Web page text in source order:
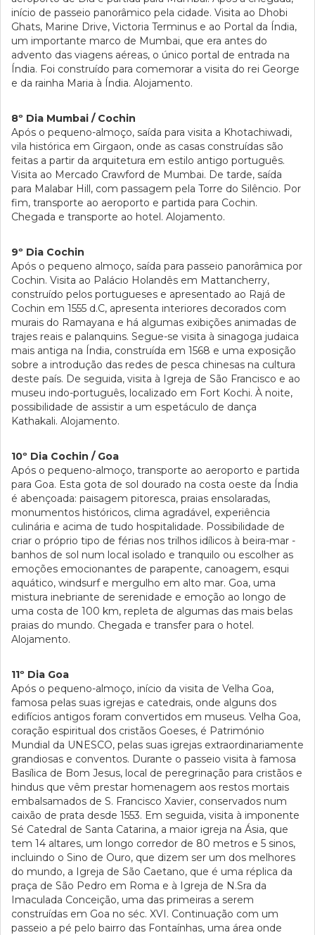
início de passeio panorâmico pela cidade. Visita ao Dhobi
Ghats, Marine Drive, Victoria Terminus e ao Portal da Índia,
um importante marco de Mumbai, que era antes do
advento das viagens aéreas, o único portal de entrada na
Índia. Foi construído para comemorar a visita do rei George
e da rainha Maria à Índia. Alojamento.
8º Dia Mumbai / Cochin
Após o pequeno-almoço, saída para visita a Khotachiwadi,
vila histórica em Girgaon, onde as casas construídas são
feitas a partir da arquitetura em estilo antigo português.
Visita ao Mercado Crawford de Mumbai. De tarde, saída
para Malabar Hill, com passagem pela Torre do Silêncio. Por
fim, transporte ao aeroporto e partida para Cochin.
Chegada e transporte ao hotel. Alojamento.
9º Dia Cochin
Após o pequeno almoço, saída para passeio panorâmica por
Cochin. Visita ao Palácio Holandês em Mattancherry,
construído pelos portugueses e apresentado ao Rajá de
Cochin em 1555 d.C, apresenta interiores decorados com
murais do Ramayana e há algumas exibições animadas de
trajes reais e palanquins. Segue-se visita à sinagoga judaica
mais antiga na Índia, construída em 1568 e uma exposição
sobre a introdução das redes de pesca chinesas na cultura
deste país. De seguida, visita à Igreja de São Francisco e ao
museu indo-português, localizado em Fort Kochi. À noite,
possibilidade de assistir a um espetáculo de dança
Kathakali. Alojamento.
10º Dia Cochin / Goa
Após o pequeno-almoço, transporte ao aeroporto e partida
para Goa. Esta gota de sol dourado na costa oeste da Índia
é abençoada: paisagem pitoresca, praias ensolaradas,
monumentos históricos, clima agradável, experiência
culinária e acima de tudo hospitalidade. Possibilidade de
criar o próprio tipo de férias nos trilhos idílicos à beira-mar -
banhos de sol num local isolado e tranquilo ou escolher as
emoções emocionantes de parapente, canoagem, esqui
aquático, windsurf e mergulho em alto mar. Goa, uma
mistura inebriante de serenidade e emoção ao longo de
uma costa de 100 km, repleta de algumas das mais belas
praias do mundo. Chegada e transfer para o hotel.
Alojamento.
11º Dia Goa
Após o pequeno-almoço, início da visita de Velha Goa,
famosa pelas suas igrejas e catedrais, onde alguns dos
edifícios antigos foram convertidos em museus. Velha Goa,
coração espiritual dos cristãos Goeses, é Património
Mundial da UNESCO, pelas suas igrejas extraordinariamente
grandiosas e conventos. Durante o passeio visita à famosa
Basílica de Bom Jesus, local de peregrinação para cristãos e
hindus que vêm prestar homenagem aos restos mortais
embalsamados de S. Francisco Xavier, conservados num
caixão de prata desde 1553. Em seguida, visita à imponente
Sé Catedral de Santa Catarina, a maior igreja na Ásia, que
tem 14 altares, um longo corredor de 80 metros e 5 sinos,
incluindo o Sino de Ouro, que dizem ser um dos melhores
do mundo, a Igreja de São Caetano, que é uma réplica da
praça de São Pedro em Roma e à Igreja de N.Sra da
Imaculada Conceição, uma das primeiras a serem
construídas em Goa no séc. XVI. Continuação com um
passeio a pé pelo bairro das Fontaínhas, uma área onde